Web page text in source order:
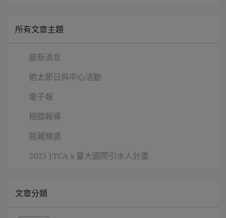
所有文章主題
最新消息
猶太節日與中心活動
電子報
相關報導
館藏精選
2023 JTCA x 臺大國際引水人計畫
文章分類